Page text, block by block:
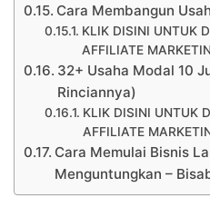
Cara Membangun
KLIK DISINI UNTUK
AFFILIATE
32+ Usaha Modal 10
Rinciannya)
KLIK DISINI UNTUK
AFFILIATE
Cara Memulai Bisnis
Menguntungkan –